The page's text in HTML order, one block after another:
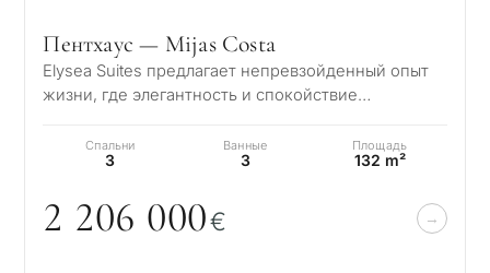
Пентхаус — Mijas Costa
Elysea Suites предлагает непревзойденный опыт
жизни, где элегантность и спокойствие
Распо…Спальни
3
Ванные
3
Площадь
132 m²
2 206 000€